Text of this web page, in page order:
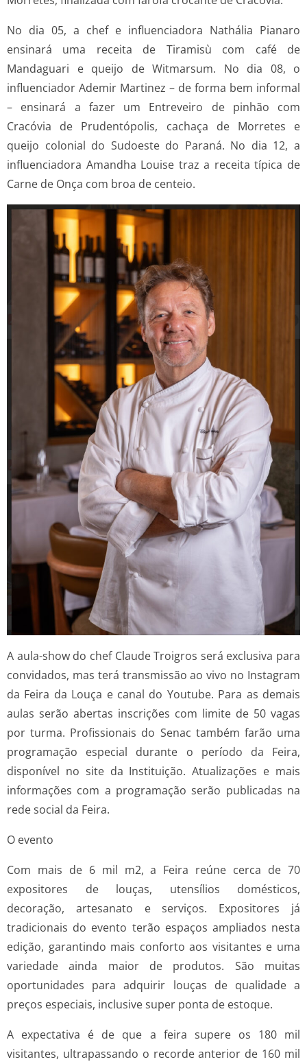
No dia 05, a chef e influenciadora Nathália Pianaro
ensinará uma receita de Tiramisù com café de
Mandaguari e queijo de Witmarsum. No dia 08, o
influenciador Ademir Martinez – de forma bem informal
– ensinará a fazer um Entreveiro de pinhão com
Cracóvia de Prudentópolis, cachaça de Morretes e
queijo colonial do Sudoeste do Paraná. No dia 12, a
influenciadora Amandha Louise traz a receita típica de
Carne de Onça com broa de centeio.
A aula-show do chef Claude Troigros será exclusiva para
convidados, mas terá transmissão ao vivo no Instagram
da Feira da Louça e canal do Youtube. Para as demais
aulas serão abertas inscrições com limite de 50 vagas
por turma. Profissionais do Senac também farão uma
programação especial durante o período da Feira,
disponível no site da Instituição. Atualizações e mais
informações com a programação serão publicadas na
rede social da Feira.
O evento
Com mais de 6 mil m2, a Feira reúne cerca de 70
expositores de louças, utensílios domésticos,
decoração, artesanato e serviços. Expositores já
tradicionais do evento terão espaços ampliados nesta
edição, garantindo mais conforto aos visitantes e uma
variedade ainda maior de produtos. São muitas
oportunidades para adquirir louças de qualidade a
preços especiais, inclusive super ponta de estoque.
A expectativa é de que a feira supere os 180 mil
visitantes, ultrapassando o recorde anterior de 160 mil